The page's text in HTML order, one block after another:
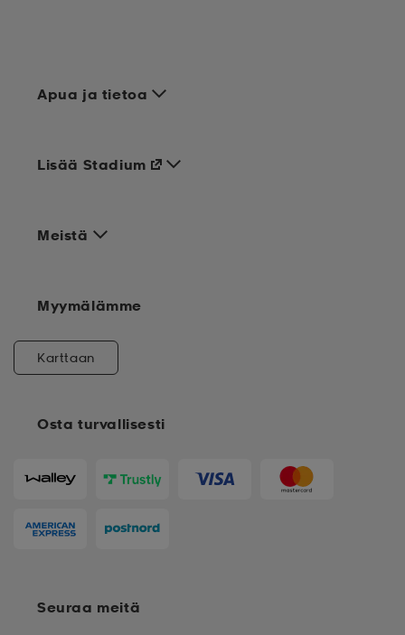
Apua ja tietoa
Meistä
Osta turvallisesti
Lisää Stadium
Myymälämme
Karttaan
Seuraa meitä